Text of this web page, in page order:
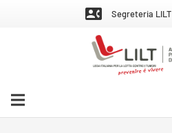
contact_phone Segreteria LILT